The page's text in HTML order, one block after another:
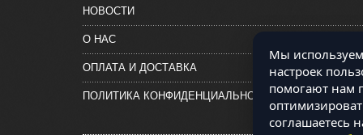
НОВОСТИ
О НАС
ОПЛАТА И ДОСТАВКА
ПОЛИТИКА КОНФИДЕНЦИАЛЬНОСТИ
Мы
настроек
помогают нам
соглашаетесь